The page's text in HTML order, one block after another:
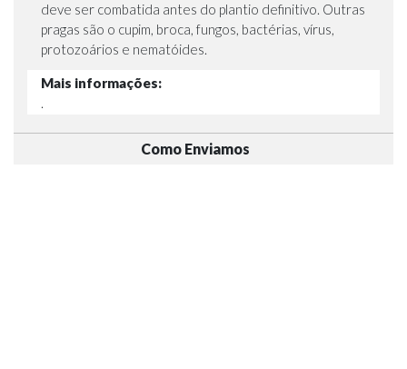
deve ser combatida antes do plantio definitivo. Outras
pragas são o cupim, broca, fungos, bactérias, vírus,
protozoários e nematóides.
Mais informações:
.
Como Enviamos